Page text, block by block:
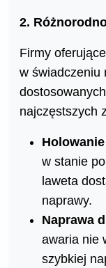
2.
Firmy
w świadczeniu
najczęstszych
w stanie
laweta
naprawy.
Naprawa
awaria nie
szybkiej